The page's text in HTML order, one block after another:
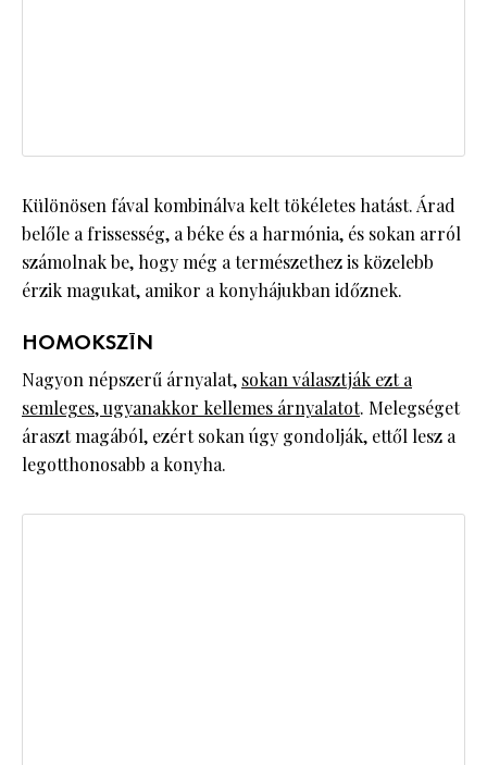
Különösen fával kombinálva kelt tökéletes hatást. Árad
belőle a frissesség, a béke és a harmónia, és sokan arról
számolnak be, hogy még a természethez is közelebb
érzik magukat, amikor a konyhájukban időznek.
HOMOKSZÍN
Nagyon népszerű árnyalat, sokan választják ezt a
semleges, ugyanakkor kellemes árnyalatot. Melegséget
áraszt magából, ezért sokan úgy gondolják, ettől lesz a
legotthonosabb a konyha.